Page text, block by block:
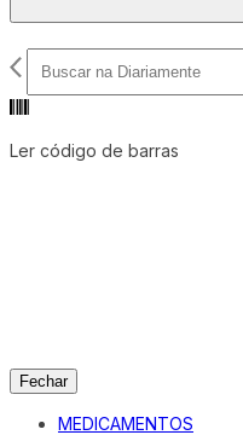
Ler código de barras
Fechar
MEDICAMENTOS